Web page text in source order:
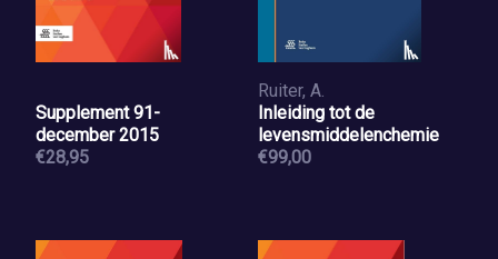
Supplement 91-
december 2015
€28,95
Ruiter, A.
Inleiding tot de
levensmiddelenchemie
€99,00